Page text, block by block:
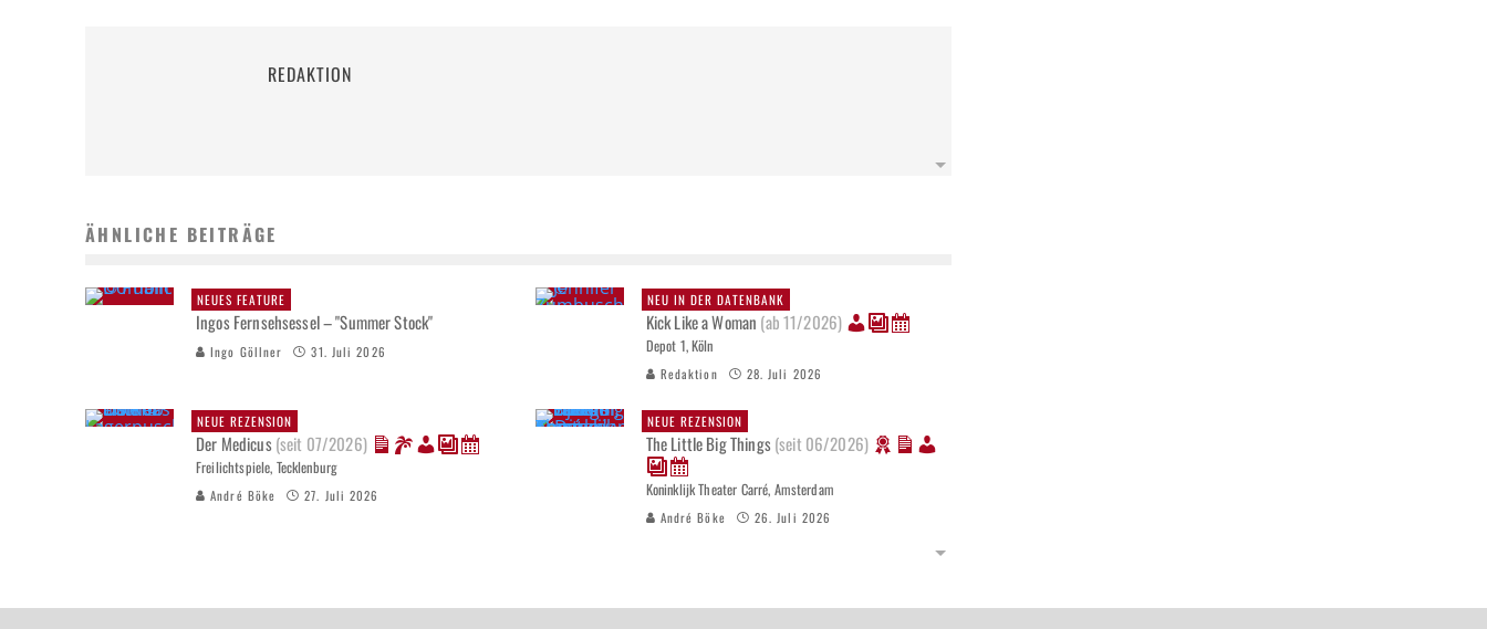
REDAKTION
ÄHNLICHE BEITRÄGE
NEUES FEATURE
Ingos Fernsehsessel – "Summer Stock"
Ingo Göllner 31. Juli 2026
NEU IN DER DATENBANK
Kick Like a Woman (ab 11/2026)
Depot 1, Köln
Redaktion 28. Juli 2026
NEUE REZENSION
Der Medicus (seit 07/2026)
Freilichtspiele, Tecklenburg
André Böke 27. Juli 2026
NEUE REZENSION
The Little Big Things (seit 06/2026)
Koninklijk Theater Carré, Amsterdam
André Böke 26. Juli 2026